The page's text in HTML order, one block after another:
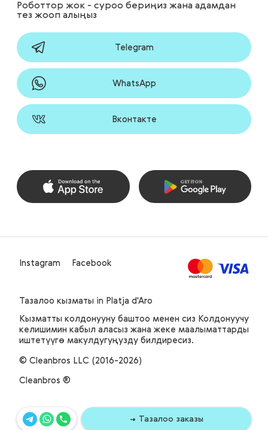
Тазалоо заказы
Роботтор жок - суроо бериңиз жана адамдан
тез жооп алыңыз
Telegram
WhatsApp
Вконтакте
Instagram Facebook
Кызматты колдонууну баштоо менен сиз Колдонуучу
келишимин кабыл аласыз жана жеке маалыматтарды
иштетүүгө макулдугуңузду билдиресиз.
© Cleanbros LLC (2016-2026)
Cleanbros ®
Тазалоо кызматы in Platja d'Aro